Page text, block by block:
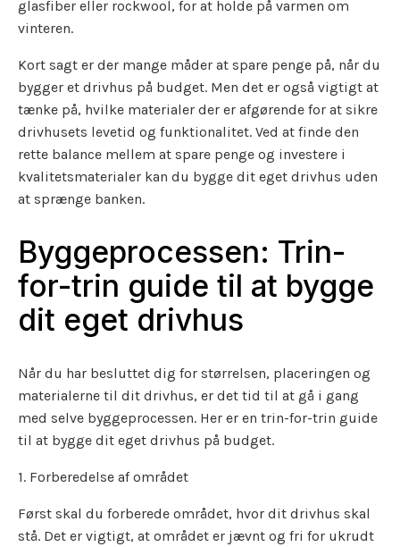
glasfiber eller rockwool, for at holde på varmen om
vinteren.
Kort sagt er der mange måder at spare penge på, når du
bygger et drivhus på budget. Men det er også vigtigt at
tænke på, hvilke materialer der er afgørende for at sikre
drivhusets levetid og funktionalitet. Ved at finde den
rette balance mellem at spare penge og investere i
kvalitetsmaterialer kan du bygge dit eget drivhus uden
at sprænge banken.
Byggeprocessen: Trin-
for-trin guide til at bygge
dit eget drivhus
Når du har besluttet dig for størrelsen, placeringen og
materialerne til dit drivhus, er det tid til at gå i gang
med selve byggeprocessen. Her er en trin-for-trin guide
til at bygge dit eget drivhus på budget.
1. Forberedelse af området
Først skal du forberede området, hvor dit drivhus skal
stå. Det er vigtigt, at området er jævnt og fri for ukrudt